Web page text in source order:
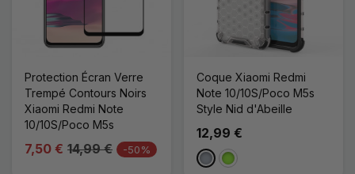
Protection Écran Verre
Trempé Contours Noirs
Xiaomi Redmi Note
10/10S/Poco M5s
7,50 € 14,99 € -50%
Coque Xiaomi Redmi
Note 10/10S/Poco M5s
Style Nid d'Abeille
12,99 €
Gris Vert Pomme